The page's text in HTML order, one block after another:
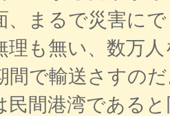
、まるで災害に
も無い、数万人
間で輸送さすの
民間港湾である